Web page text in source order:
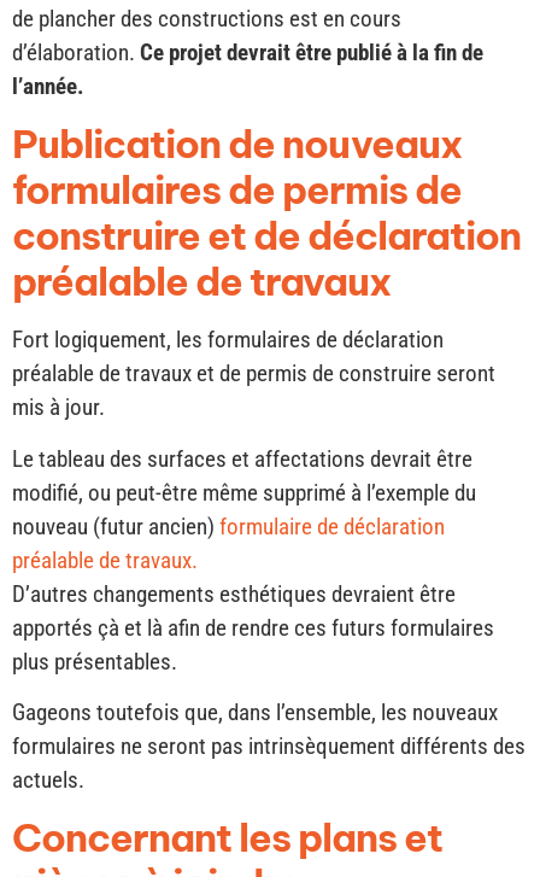
de plancher des constructions est en cours
d’élaboration. Ce projet devrait être publié à la fin de
l’année.
Publication de nouveaux
formulaires de permis de
construire et de déclaration
préalable de travaux
Fort logiquement, les formulaires de déclaration
préalable de travaux et de permis de construire seront
mis à jour.
Le tableau des surfaces et affectations devrait être
modifié, ou peut-être même supprimé à l’exemple du
nouveau (futur ancien) formulaire de déclaration
préalable de travaux.
D’autres changements esthétiques devraient être
apportés çà et là afin de rendre ces futurs formulaires
plus présentables.
Gageons toutefois que, dans l’ensemble, les nouveaux
formulaires ne seront pas intrinsèquement différents des
actuels.
Concernant les plans et